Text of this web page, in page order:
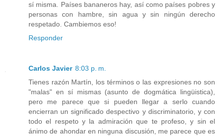
sí misma. Países bananeros hay, así como países pobres y
personas con hambre, sin agua y sin ningún derecho
respetado. Cambiemos eso!
Responder
Carlos Javier 8:03 p. m.
Tienes razón Martín, los términos o las expresiones no son
"malas" en sí mismas (asunto de dogmática lingüistica),
pero me parece que si pueden llegar a serlo cuando
encierran un significado despectivo y discriminatorio, y con
todo el respeto y la admiración que te profeso, y sin el
ánimo de ahondar en ninguna discusión, me parece que es